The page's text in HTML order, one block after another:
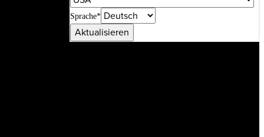
Sprache*
Aktualisieren